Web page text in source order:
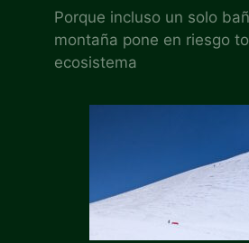
Porque incluso un solo
montaña pone en riesgo
ecosistema